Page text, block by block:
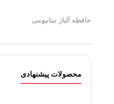
حافظه آلیاژ تیتانیومی
محصولات پیشنهادی